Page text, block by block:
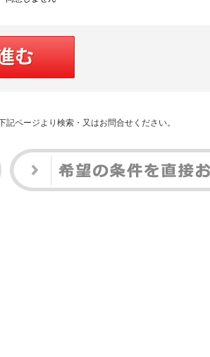
ページより検索・又はお問合せください。